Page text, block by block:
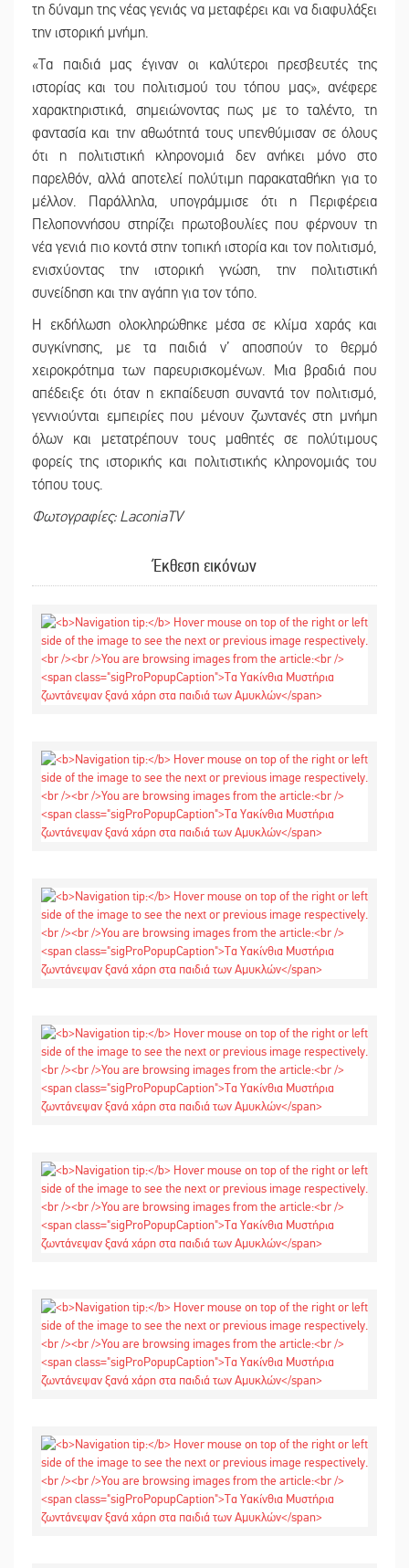
τη δύναμη της νέας γενιάς να μεταφέρει και να διαφυλάξει
την ιστορική μνήμη.
«Τα παιδιά μας έγιναν οι καλύτεροι πρεσβευτές της
ιστορίας και του πολιτισμού του τόπου μας», ανέφερε
χαρακτηριστικά, σημειώνοντας πως με το ταλέντο, τη
φαντασία και την αθωότητά τους υπενθύμισαν σε όλους
ότι η πολιτιστική κληρονομιά δεν ανήκει μόνο στο
παρελθόν, αλλά αποτελεί πολύτιμη παρακαταθήκη για το
μέλλον. Παράλληλα, υπογράμμισε ότι η Περιφέρεια
Πελοποννήσου στηρίζει πρωτοβουλίες που φέρνουν τη
νέα γενιά πιο κοντά στην τοπική ιστορία και τον πολιτισμό,
ενισχύοντας την ιστορική γνώση, την πολιτιστική
συνείδηση και την αγάπη για τον τόπο.
Η εκδήλωση ολοκληρώθηκε μέσα σε κλίμα χαράς και
συγκίνησης, με τα παιδιά ν’ αποσπούν το θερμό
χειροκρότημα των παρευρισκομένων. Μια βραδιά που
απέδειξε ότι όταν η εκπαίδευση συναντά τον πολιτισμό,
γεννιούνται εμπειρίες που μένουν ζωντανές στη μνήμη
όλων και μετατρέπουν τους μαθητές σε πολύτιμους
φορείς της ιστορικής και πολιτιστικής κληρονομιάς του
τόπου τους.
Φωτογραφίες: LaconiaTV
Έκθεση εικόνων